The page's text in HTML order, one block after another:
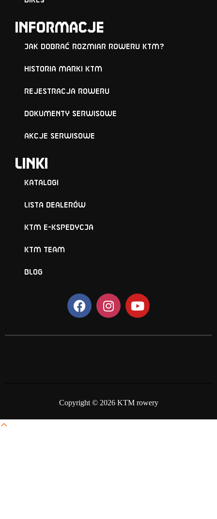
Informacje
Jak dobrać rozmiar roweru KTM?
Historia marki KTM
Rejestracja roweru
Dokumenty serwisowe
Akcje serwisowe
Linki
Katalogi
Lista Dealerów
KTM e-KSPEDYCJA
KTM TEAM
BLOG
Copyright © 2026 KTM rowery